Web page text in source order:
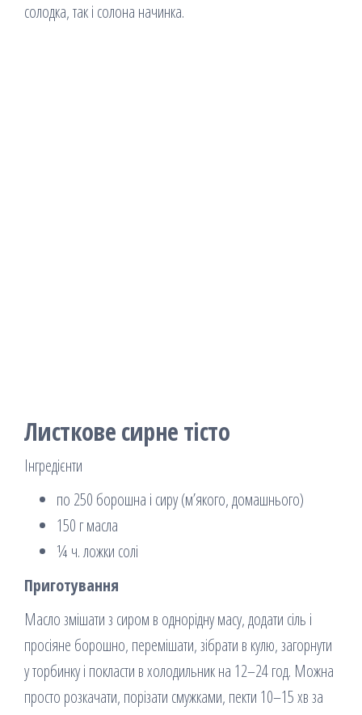
солодка, так і солона начинка.
Листкове сирне тісто
Інгредієнти
по 250 борошна і сиру (м’якого, домашнього)
150 г масла
¼ ч. ложки солі
Приготування
Масло змішати з сиром в однорідну масу, додати сіль і
просіяне борошно, перемішати, зібрати в кулю, загорнути
у торбинку і покласти в холодильник на 12–24 год. Можна
просто розкачати, порізати смужками, пекти 10–15 хв за